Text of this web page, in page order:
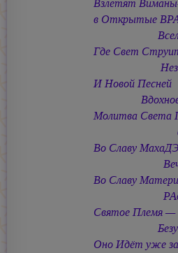
Взлетят
в Открытые
Где Свет
И Новой Песней
Молитва Света
Во Славу
Во Славу Матери
Святое Племя —
Оно Идёт уже